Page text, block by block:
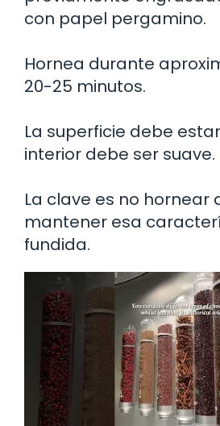
con papel pergamino.
Hornea durante
20-25 minutos.
La superficie debe
interior debe ser suave.
La clave es no hornear
mantener esa
fundida.